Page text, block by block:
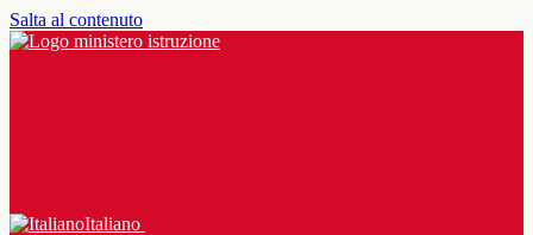
Salta al contenuto
Italiano